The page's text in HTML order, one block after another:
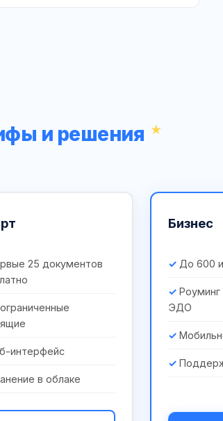
и решения
25 документов
интерфейс
в облаке
Бизнес
До 600
ЭДО